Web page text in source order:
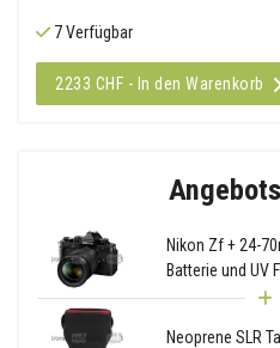
7 Verfügbar
2233 CHF - In den Warenkorb
Nikon Zf + 24-
Batterie und UV
Neoprene SLR